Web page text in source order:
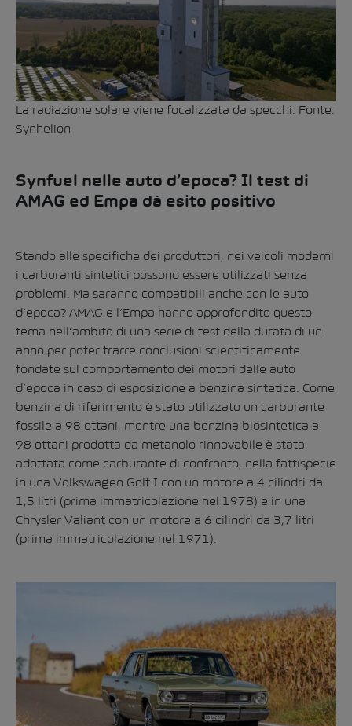
La radiazione solare viene focalizzata da specchi. Fonte:
Synhelion
Synfuel nelle auto d’epoca? Il test di
AMAG ed Empa dà esito positivo
Stando alle specifiche dei produttori, nei veicoli moderni
i carburanti sintetici possono essere utilizzati senza
problemi. Ma saranno compatibili anche con le auto
d’epoca? AMAG e l’Empa hanno approfondito questo
tema nell’ambito di una serie di test della durata di un
anno per poter trarre conclusioni scientificamente
fondate sul comportamento dei motori delle auto
d’epoca in caso di esposizione a benzina sintetica. Come
benzina di riferimento è stato utilizzato un carburante
fossile a 98 ottani, mentre una benzina biosintetica a
98 ottani prodotta da metanolo rinnovabile è stata
adottata come carburante di confronto, nella fattispecie
in una Volkswagen Golf I con un motore a 4 cilindri da
1,5 litri (prima immatricolazione nel 1978) e in una
Chrysler Valiant con un motore a 6 cilindri da 3,7 litri
(prima immatricolazione nel 1971).